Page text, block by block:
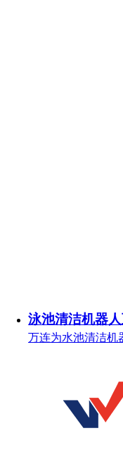
泳池清洁机器
万连为水池清洁机